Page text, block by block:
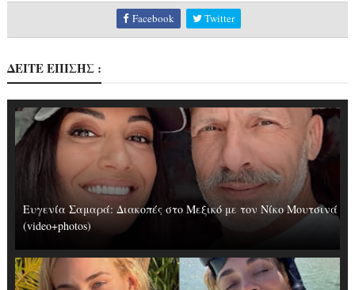
Facebook Twitter
ΔΕΙΤΕ ΕΠΙΣΗΣ :
Ευγενία Σαμαρά: Διακοπές στο Μεξικό με τον Νίκο Μουτσινά
(video+photos)